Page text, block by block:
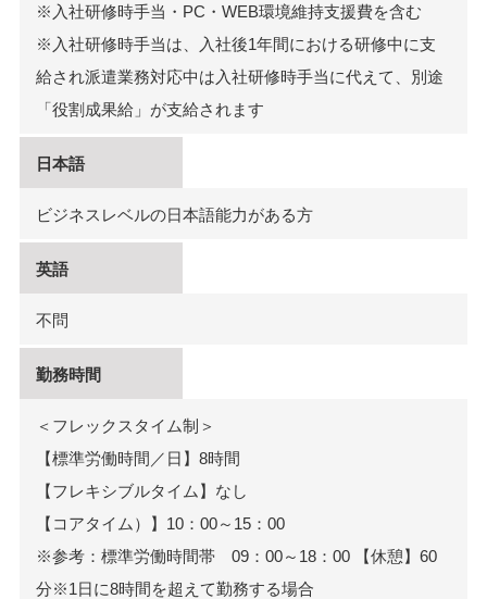
※入社研修時手当・PC・WEB環境維持支援費を含む
※入社研修時手当は、入社後1年間における研修中に支
給され派遣業務対応中は入社研修時手当に代えて、別途
「役割成果給」が支給されます
日本語
ビジネスレベルの日本語能力がある方
英語
不問
勤務時間
＜フレックスタイム制＞
【標準労働時間／日】8時間
【フレキシブルタイム】なし
【コアタイム）】10：00～15：00
※参考：標準労働時間帯 09：00～18：00 【休憩】60
分※1日に8時間を超えて勤務する場合